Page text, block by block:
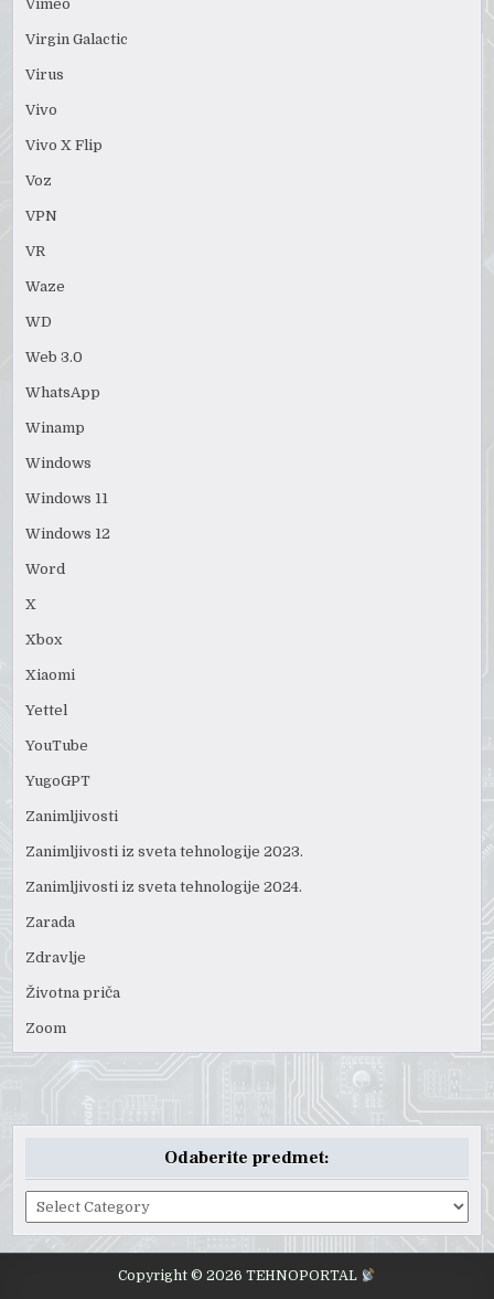
Vimeo
Virgin Galactic
Virus
Vivo
Vivo X Flip
Voz
VPN
VR
Waze
WD
Web 3.0
WhatsApp
Winamp
Windows
Windows 11
Windows 12
Word
X
Xbox
Xiaomi
Yettel
YouTube
YugoGPT
Zanimljivosti
Zanimljivosti iz sveta tehnologije 2023.
Zanimljivosti iz sveta tehnologije 2024.
Zarada
Zdravlje
Životna priča
Zoom
Odaberite predmet:
Odaberite
predmet:
Copyright © 2026 TEHNOPORTAL